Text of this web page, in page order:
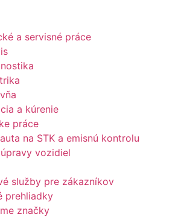
a servisné práce
a kúrenie
práce
na STK a emisnú kontrolu
vozidiel
služby pre zákazníkov
prehliadky
značky